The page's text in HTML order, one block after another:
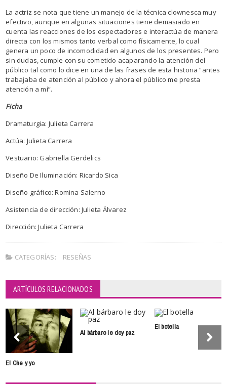
La actriz se nota que tiene un manejo de la técnica clownesca muy
efectivo, aunque en algunas situaciones tiene demasiado en
cuenta las reacciones de los espectadores e interactúa de manera
directa con los mismos tanto verbal como físicamente, lo cual
genera un poco de incomodidad en algunos de los presentes. Pero
sin dudas, cumple con su cometido acaparando la atención del
público tal como lo dice en una de las frases de esta historia “antes
trabajaba de atención al público y ahora el público me presta
atención a mí”.
Ficha
Dramaturgia: Julieta Carrera
Actúa: Julieta Carrera
Vestuario: Gabriella Gerdelics
Diseño De Iluminación: Ricardo Sica
Diseño gráfico: Romina Salerno
Asistencia de dirección: Julieta Álvarez
Dirección: Julieta Carrera
CATEGORÍAS: RESEÑAS
ARTÍCULOS RELACIONADOS
El Che y yo
Al bárbaro le doy paz
El botella